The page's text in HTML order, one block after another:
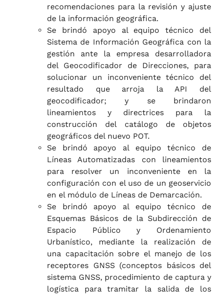
recomendaciones para la revisión y ajuste
de la información geográfica.
Se brindó apoyo al equipo técnico del
Sistema de Información Geográfica con la
gestión ante la empresa desarrolladora
del Geocodificador de Direcciones, para
solucionar un inconveniente técnico del
resultado que arroja la API del
geocodificador; y se brindaron
lineamientos y directrices para la
construcción del catálogo de objetos
geográficos del nuevo POT.
Se brindó apoyo al equipo técnico de
Líneas Automatizadas con lineamientos
para resolver un inconveniente en la
configuración con el uso de un geoservicio
en el módulo de Líneas de Demarcación.
Se brindó apoyo al equipo técnico de
Esquemas Básicos de la Subdirección de
Espacio Público y Ordenamiento
Urbanístico, mediante la realización de
una capacitación sobre el manejo de los
receptores GNSS (conceptos básicos del
sistema GNSS, procedimiento de captura y
logística para tramitar la salida de los